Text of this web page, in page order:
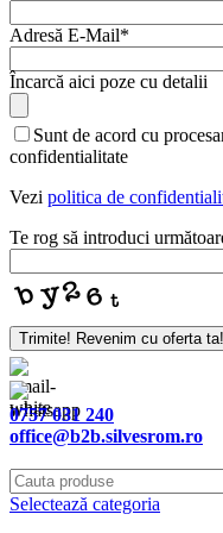
Adresă E-Mail*
Încarcă aici poze cu detalii
Sunt de acord cu
confidentialitate
Vezi politica de
Te rog să introduci
Trimite! Revenim cu oferta ta!
Email
Address
0757 031 240
office@b2b.silvesrom.ro
Selectează categoria